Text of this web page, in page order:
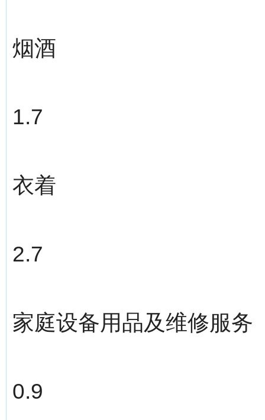
烟酒
1.7
衣着
2.7
家庭设备用品及维修服务
0.9